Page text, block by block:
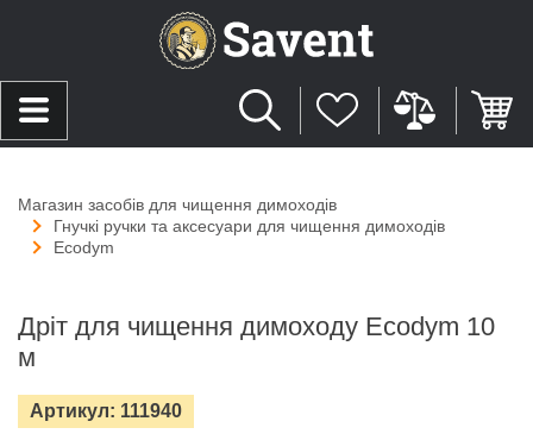
Магазин засобів для чищення димоходів
Гнучкі ручки та аксесуари для чищення димоходів
Ecodym
Дріт для чищення димоходу Ecodym 10
м
Артикул: 111940